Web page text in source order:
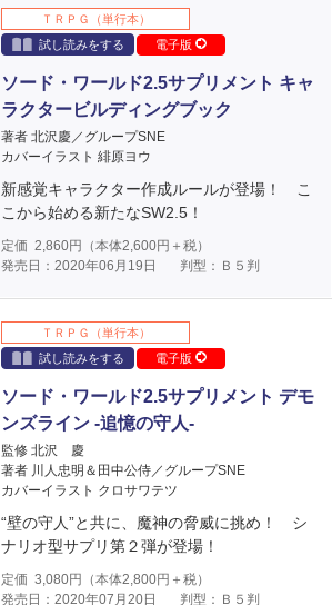
ＴＲＰＧ（単行本）
試し読みをする
電子版
ソード・ワールド2.5サプリメント キャ
ラクタービルディングブック
著者 北沢慶／グループSNE
カバーイラスト 緋原ヨウ
新感覚キャラクター作成ルールが登場！ こ
こから始める新たなSW2.5！
定価 2,860円（本体2,600円＋税）
発売日：2020年06月19日
判型：Ｂ５判
ＴＲＰＧ（単行本）
試し読みをする
電子版
ソード・ワールド2.5サプリメント デモ
ンズライン ‐追憶の守人‐
監修 北沢 慶
著者 川人忠明＆田中公侍／グループSNE
カバーイラスト クロサワテツ
“壁の守人”と共に、魔神の脅威に挑め！ シ
ナリオ型サプリ第２弾が登場！
定価 3,080円（本体2,800円＋税）
発売日：2020年07月20日
判型：Ｂ５判